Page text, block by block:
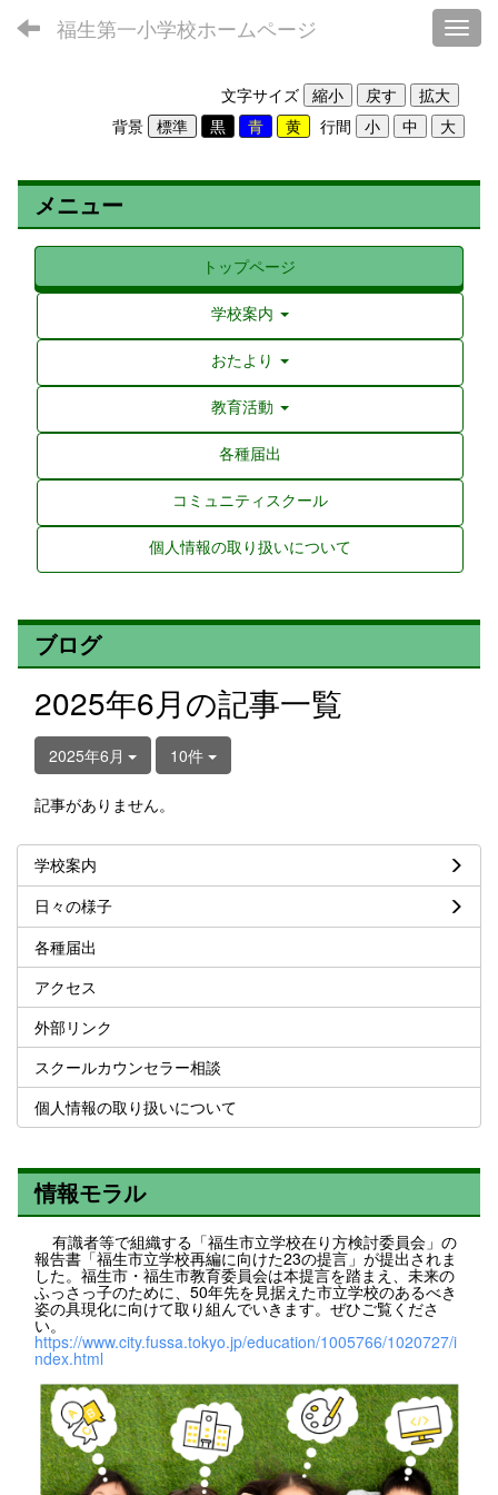
福生第一小学校ホームページ
文字サイズ
背景
行間
メニュー
トップページ
学校案内
おたより
教育活動
各種届出
コミュニティスクール
個人情報の取り扱いについて
ブログ
2025年6月の記事一覧
2025年6月 10件
記事がありません。
学校案内
日々の様子
各種届出
アクセス
外部リンク
スクールカウンセラー相談
個人情報の取り扱いについて
情報モラル
有識者等で組織する「福生市立学校在り方検討委員会」の
報告書「福生市立学校再編に向けた23の提言」が提出されま
した。福生市・福生市教育委員会は本提言を踏まえ、未来の
ふっさっ子のために、50年先を見据えた市立学校のあるべき
姿の具現化に向けて取り組んでいきます。ぜひご覧くださ
い。
https://www.city.fussa.tokyo.jp/education/1005766/1020727/i
ndex.html